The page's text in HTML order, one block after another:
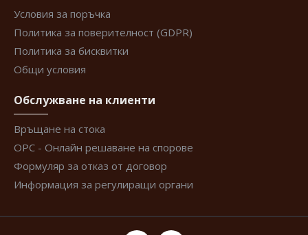
Условия за поръчка
Политика за поверителност (GDPR)
Политика за бисквитки
Общи условия
Обслужване на клиенти
Връщане на стока
ОРС - Онлайн решаване на спорове
Формуляр за отказ от договор
Информация за регулиращи органи